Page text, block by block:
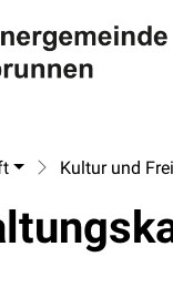
Kultur und